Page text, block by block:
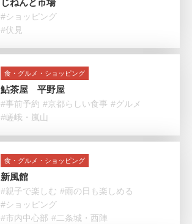
じねんと市場
#ショッピング
#伏見
食・グルメ・ショッピング
鮎茶屋 平野屋
#事前予約 #京都らしい食事 #グルメ
#嵯峨・嵐山
食・グルメ・ショッピング
新風館
#親子で楽しむ #雨の日も楽しめる
#ショッピング
#市内中心部 #二条城・西陣